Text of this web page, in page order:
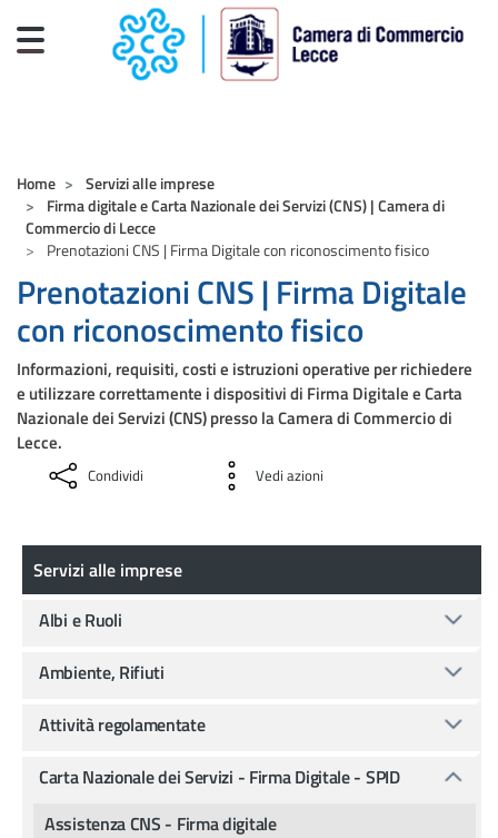
Salta al contenuto principale
Home
Servizi alle imprese
Firma digitale e Carta Nazionale dei Servizi (CNS) | Camera di
Commercio di Lecce
Prenotazioni CNS | Firma Digitale con riconoscimento fisico
Prenotazioni CNS | Firma Digitale
con riconoscimento fisico
Informazioni, requisiti, costi e istruzioni operative per richiedere
e utilizzare correttamente i dispositivi di Firma Digitale e Carta
Nazionale dei Servizi (CNS) presso la Camera di Commercio di
Lecce.
Condividi Vedi azioni
Servizi alle imprese
Servizi alle imprese
Albi e Ruoli
Ambiente, Rifiuti
Attività regolamentate
Carta Nazionale dei Servizi - Firma Digitale - SPID
Assistenza CNS - Firma digitale